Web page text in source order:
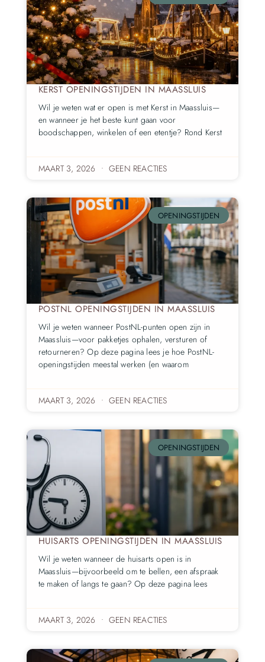
KERST OPENINGSTIJDEN IN MAASSLUIS
Wil je weten wat er open is met Kerst in Maassluis—
en wanneer je het beste kunt gaan voor
boodschappen, winkelen of een etentje? Rond Kerst
MAART 3, 2026 GEEN REACTIES
OPENINGSTIJDEN
POSTNL OPENINGSTIJDEN IN MAASSLUIS
Wil je weten wanneer PostNL-punten open zijn in
Maassluis—voor pakketjes ophalen, versturen of
retourneren? Op deze pagina lees je hoe PostNL-
openingstijden meestal werken (en waarom
MAART 3, 2026 GEEN REACTIES
OPENINGSTIJDEN
HUISARTS OPENINGSTIJDEN IN MAASSLUIS
Wil je weten wanneer de huisarts open is in
Maassluis—bijvoorbeeld om te bellen, een afspraak
te maken of langs te gaan? Op deze pagina lees
MAART 3, 2026 GEEN REACTIES